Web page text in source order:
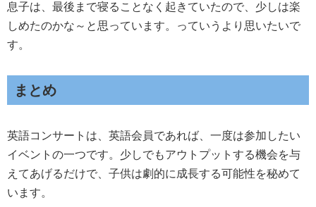
息子は、最後まで寝ることなく起きていたので、少しは楽
しめたのかな～と思っています。っていうより思いたいで
す。
まとめ
英語コンサートは、英語会員であれば、一度は参加したい
イベントの一つです。少しでもアウトプットする機会を与
えてあげるだけで、子供は劇的に成長する可能性を秘めて
います。